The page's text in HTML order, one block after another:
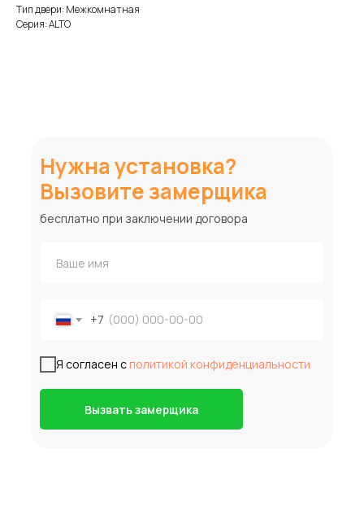
Тип двери: Межкомнатная
Серия: ALTO
Нужна установка?
Вызовите замерщика
+7
Я согласен с политикой конфиденциальности
Вызвать замерщика
бесплатно при заключении договора